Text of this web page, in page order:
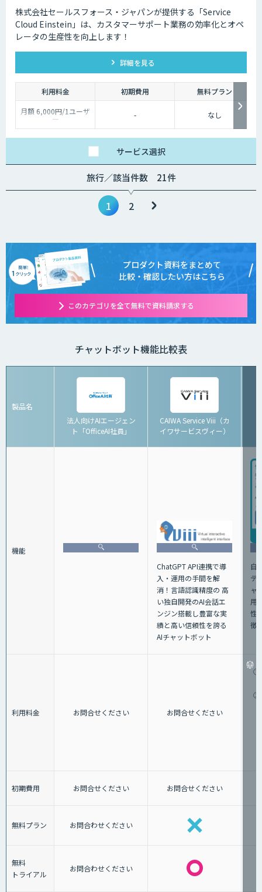
株式会社セールスフォース・ジャパンが提供する「Service
Cloud Einstein」は、カスタマーサポート業務の効率化とオペ
レータの生産性を向上します！
詳細を見る
利用料金 初期費用
無料プラン
月額 6,000円/1ユーザ
ー - なし
サービス選択
1 2
旅行／該当件数 21件
プロダクト資料をまとめて
比較・確認したい方はこちら
このカテゴリを全て無料で資料請求する
チャットボット機能比較表
製品名
法人向けAIエージェン
ト「OfficeAI社員」
CAIWA Service Viii（カ
イワサービスヴィー）
機能
ChatGPT API連携で導
⼊・運⽤の⼿間を解
消！⾔語認識精度の ⾼
い独⾃開発のAI会話エ
ンジン搭載し豊富な実
績と⾼い信頼性を誇る
AIチャットボット
自
テ
ャ
用
性
徴
利用料金 お問合せください お問合せください
①
②
初期費用 お問合せください お問合せください
無料プラン お問合わせください
無料
トライアル
お問合わせください